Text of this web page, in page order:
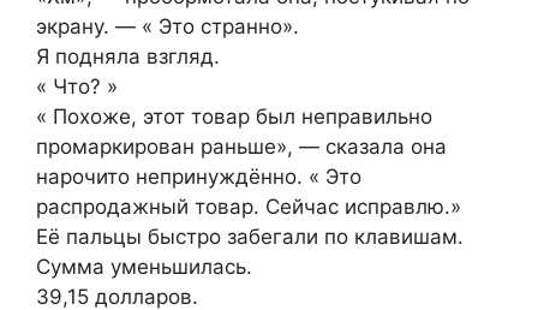
экрану. — « Это странно».
Я подняла взгляд.
« Что? »
« Похоже, этот товар был неправильно
промаркирован раньше», — сказала она
нарочито непринуждённо. « Это
распродажный товар. Сейчас исправлю.»
Её пальцы быстро забегали по клавишам.
Сумма уменьшилась.
39,15 долларов.